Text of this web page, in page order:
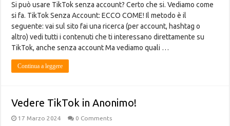
Si può usare TikTok senza account? Certo che si. Vediamo come
si fa. TikTok Senza Account: ECCO COME! Il metodo è il
seguente: vai sul sito fai una ricerca (per account, hashtag o
altro) vedi tutti i contenuti che ti interessano direttamente su
TikTok, anche senza account Ma vediamo quali …
Continua a leggere
Vedere TikTok in Anonimo!
17 Marzo 2024 0 Comments